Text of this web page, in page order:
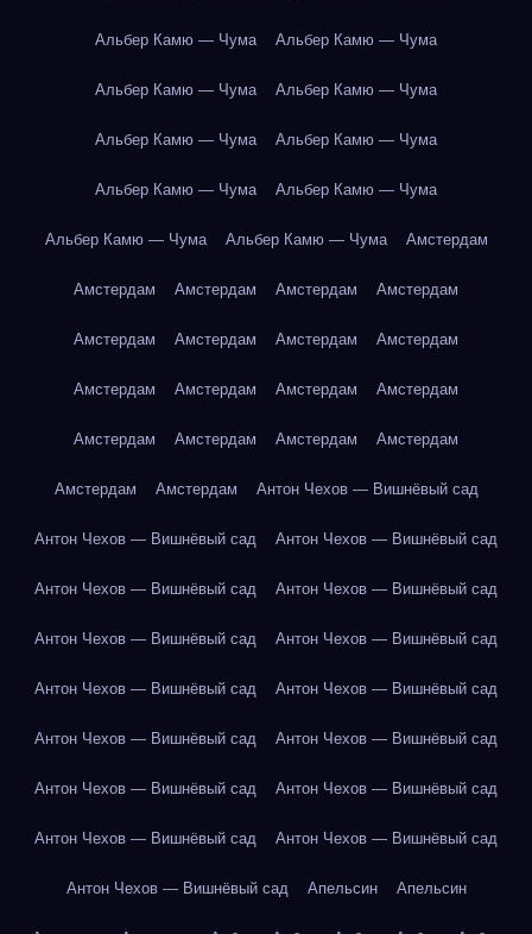
Альбер Камю — Чума Альбер Камю — Чума
Альбер Камю — Чума Альбер Камю — Чума
Альбер Камю — Чума Альбер Камю — Чума
Альбер Камю — Чума Альбер Камю — Чума
Альбер Камю — Чума Альбер Камю — Чума Амстердам
Амстердам Амстердам Амстердам Амстердам
Амстердам Амстердам Амстердам Амстердам
Амстердам Амстердам Амстердам Амстердам
Амстердам Амстердам Амстердам Амстердам
Амстердам Амстердам Антон Чехов — Вишнёвый сад
Антон Чехов — Вишнёвый сад Антон Чехов — Вишнёвый сад
Антон Чехов — Вишнёвый сад Антон Чехов — Вишнёвый сад
Антон Чехов — Вишнёвый сад Антон Чехов — Вишнёвый сад
Антон Чехов — Вишнёвый сад Антон Чехов — Вишнёвый сад
Антон Чехов — Вишнёвый сад Антон Чехов — Вишнёвый сад
Антон Чехов — Вишнёвый сад Антон Чехов — Вишнёвый сад
Антон Чехов — Вишнёвый сад Антон Чехов — Вишнёвый сад
Антон Чехов — Вишнёвый сад Апельсин Апельсин